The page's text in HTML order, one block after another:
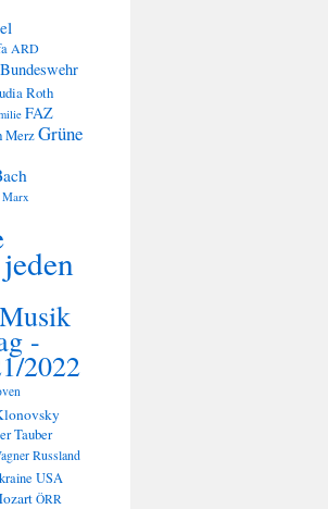
ARD
Bundeswehr
Roth
FAZ
MerzGrüne
-
2022
Tauber
Russland
USA
ÖRR